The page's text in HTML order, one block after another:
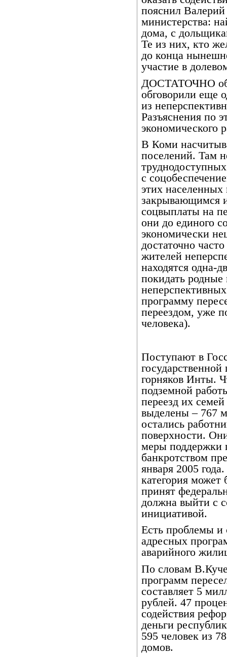
пояснил
министерства:
дома, с
Те из них, кто
до конца
участие в
ДОСТАТОЧНО
обговорили еще
из
Разъяснения по
экономического
В Коми
поселений. Там
с
этих
закрывающимся
соцвыплаты на
они до единого
экономически
достаточно
жителей
находятся одна-
покидать родные
программу
переездом, уже
человека).
Поступают в
горняков Инты.
подземной
переезд их
выделены – 767
остались
поверхности.
меры поддержки
банкротством
января 2005
категория может
принят
должна выйти с
инициативой.
Есть проблемы и
адресных
аварийного
По словам
программ
составляет 5
рублей. 47
содействия
деньги
595 человек из
домов.